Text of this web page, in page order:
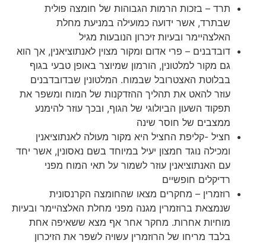
תרד – בזכות הרמות הגבוהות של חומצה פולית
שבתרד, אשר ידועה כמועילה במניעת מחלת
האלצהיימר ובעיות זיכרון הנובעות מגיל
דובדבנים – פרי אדום ומקור מצוין לאנתוציאנין, אך הוא
גם מקור למלטונין, הורמון שמיוצר באופן טבעי בגוף
בבלוטת האצטרובל שבמוח. המלטונין שבדובדבנים
עוזר להאט את תהליך ההזדקנות של המוח ומשפר את
תפקוד השעון הביולוגי של הגוף, ובכך עוזר להימנע
ממצבים של חוסר שינה
חציל -קליפת החציל היא מקור מעולה לאנתוציאנין
ומכילה נוגד חמצון יעיל במיוחד בשם נאסונין, אשר יחד
עם האנתוציאנין עוזר לשמור על תאי המוח מפני
רדיקלים חופשיים
רוזמרין – מחקרים מצאו שהחומצה הקרנסונית
שנמצאת ברוזמרין מגנה מפני מחלת האלצהיימר ובעיות
מוחיות אחרות. מחקר אחר אף מצא ששאיפה אחת
בלבד מריחו של הרוזמרין עשויה לשפר את הזיכרון